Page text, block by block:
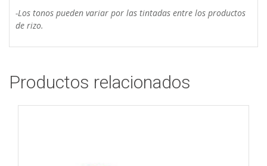
-Los tonos pueden variar por las tintadas entre los productos
de rizo.
Productos relacionados